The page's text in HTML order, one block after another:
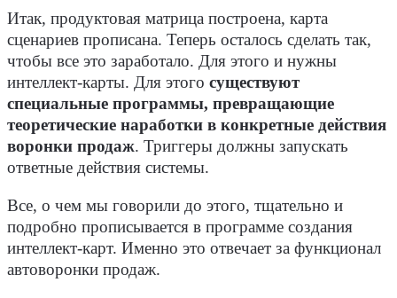
Итак, продуктовая матрица построена, карта
сценариев прописана. Теперь осталось сделать так,
чтобы все это заработало. Для этого и нужны
интеллект-карты. Для этого существуют
специальные программы, превращающие
теоретические наработки в конкретные действия
воронки продаж. Триггеры должны запускать
ответные действия системы.
Все, о чем мы говорили до этого, тщательно и
подробно прописывается в программе создания
интеллект-карт. Именно это отвечает за функционал
автоворонки продаж.